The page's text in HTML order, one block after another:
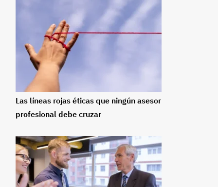
Las líneas rojas éticas que ningún asesor
profesional debe cruzar